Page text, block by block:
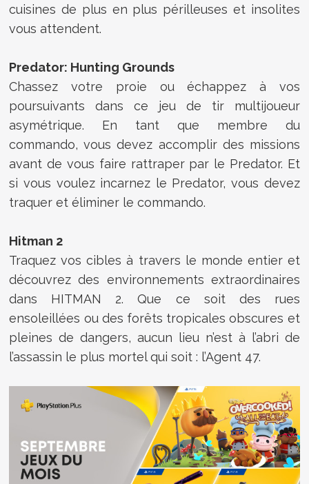
cuisines de plus en plus périlleuses et insolites
vous attendent.
Predator: Hunting Grounds
Chassez votre proie ou échappez à vos
poursuivants dans ce jeu de tir multijoueur
asymétrique. En tant que membre du
commando, vous devez accomplir des missions
avant de vous faire rattraper par le Predator. Et
si vous voulez incarnez le Predator, vous devez
traquer et éliminer le commando.
Hitman 2
Traquez vos cibles à travers le monde entier et
découvrez des environnements extraordinaires
dans HITMAN 2. Que ce soit des rues
ensoleillées ou des forêts tropicales obscures et
pleines de dangers, aucun lieu n’est à l’abri de
l’assassin le plus mortel qui soit : l’Agent 47.